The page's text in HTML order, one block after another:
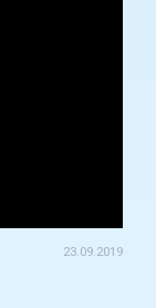
23.09.2019